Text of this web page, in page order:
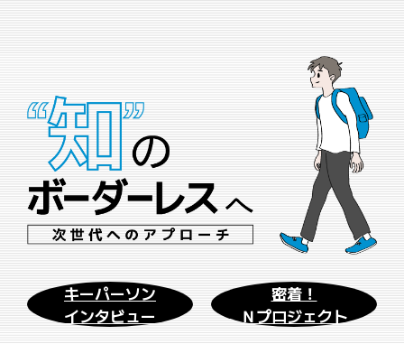
キーパーソン
インタビュー
密着！
Ｎプロジェクト